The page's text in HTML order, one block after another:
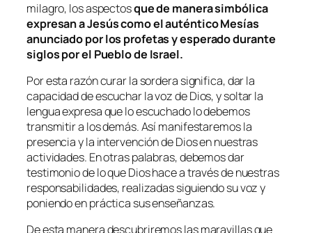
milagro, los aspectosque de manera simbólica
expresan a Jesús como el auténtico Mesías
anunciado por los profetas y esperado durante
siglos por el Pueblo de Israel.
Por esta razón curar la sordera significa, dar la
capacidad de escuchar la voz de Dios, y soltar la
lengua expresa que lo escuchado lo debemos
transmitir a los demás. Así manifestaremos la
presencia y la intervención de Dios en nuestras
actividades. En otras palabras, debemos dar
testimonio de lo que Dios hace a través de nuestras
responsabilidades, realizadas siguiendo su voz y
poniendo en práctica sus enseñanzas.
De esta manera descubriremos las maravillas que